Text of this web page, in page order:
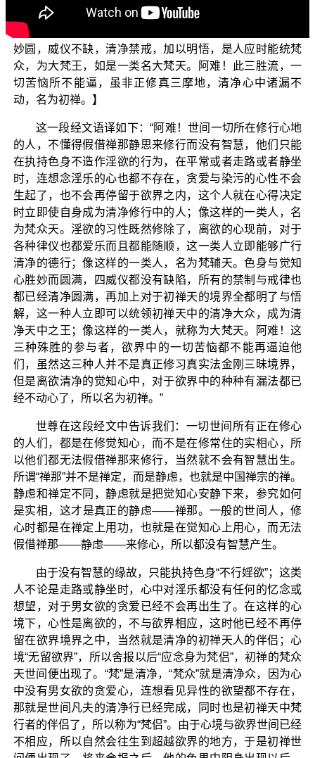
侣，如是一类名梵众天。欲习既除，离欲心现，于诸律仪
爱乐随顺，是人应时能行梵德，如是一类名梵辅天。身心
妙圆，威仪不缺，清净禁戒，加以明悟，是人应时能统梵
众，为大梵王，如是一类名大梵天。阿难！此三胜流，一
切苦恼所不能逼，虽非正修真三摩地，清净心中诸漏不
动，名为初禅。】
这一段经文语译如下：“阿难！世间一切所在修行心地
的人，不懂得假借禅那静思来修行而没有智慧，他们只能
在执持色身不造作淫欲的行为，在平常或者走路或者静坐
时，连想念淫乐的心也都不存在，贪爱与染污的心性不会
生起了，也不会再停留于欲界之内，这个人就在心得决定
时立即使自身成为清净修行中的人；像这样的一类人，名
为梵众天。淫欲的习性既然修除了，离欲的心现前，对于
各种律仪也都爱乐而且都能随顺，这一类人立即能够广行
清净的德行；像这样的一类人，名为梵辅天。色身与觉知
心胜妙而圆满，四威仪都没有缺陷，所有的禁制与戒律也
都已经清净圆满，再加上对于初禅天的境界全都明了与悟
解，这一种人立即可以统领初禅天中的清净大众，成为清
净天中之王；像这样的一类人，就称为大梵天。阿难！这
三种殊胜的参与者，欲界中的一切苦恼都不能再逼迫他
们，虽然这三种人并不是真正修习真实法金刚三昧境界，
但是离欲清净的觉知心中，对于欲界中的种种有漏法都已
经不动心了，所以名为初禅。”
世尊在这段经文中告诉我们：一切世间所有正在修心
的人们，都是在修觉知心，而不是在修常住的实相心，所
以他们都无法假借禅那来修行，当然就不会有智慧出生。
所谓“禅那”并不是禅定，而是静虑，也就是中国禅宗的禅。
静虑和禅定不同，静虑就是把觉知心安静下来，参究如何
是实相，这才是真正的静虑——禅那。一般的世间人，修
心时都是在禅定上用功，也就是在觉知心上用心，而无法
假借禅那——静虑——来修心，所以都没有智慧产生。
由于没有智慧的缘故，只能执持色身“不行婬欲”；这类
人不论是走路或静坐时，心中对淫乐都没有任何的忆念或
想望，对于男女欲的贪爱已经不会再出生了。在这样的心
境下，心性是离欲的，不与欲界相应，这时他已经不再停
留在欲界境界之中，当然就是清净的初禅天人的伴侣；心
境“无留欲界”，所以舍报以后“应念身为梵侣”，初禅的梵众
天世间便出现了。“梵”是清净，“梵众”就是清净众，因为心
中没有男女欲的贪爱心，连想看见异性的欲望都不存在，
那就是世间凡夫的清净行已经完成，同时也是初禅天中梵
行者的伴侣了，所以称为“梵侣”。由于心境与欲界世间已经
不相应，所以自然会往生到超越欲界的地方，于是初禅世